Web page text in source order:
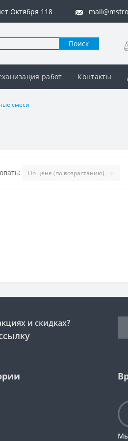
Октября 118
Поиск
работ Контакты
смеси
и скидках?